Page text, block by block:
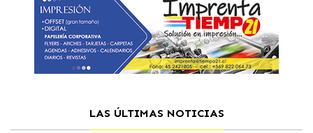
LAS ÚLTIMAS NOTICIAS